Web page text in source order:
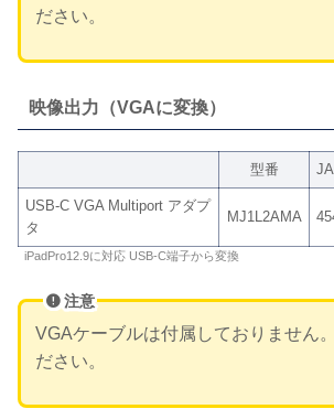
ださい。
映像出力（VGAに変換）
型番
USB-C VGA Multiport アダプ
タ
MJ1L2AMA
iPadPro12.9に対応 USB-C端子から変換
注意
VGAケーブルは付属しておりません
ださい。